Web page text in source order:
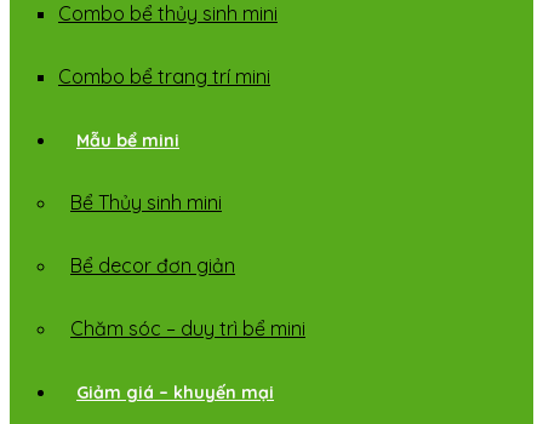
Combo bể thủy sinh mini
Combo bể trang trí mini
Mẫu bể mini
Bể Thủy sinh mini
Bể decor đơn giản
Chăm sóc – duy trì bể mini
Giảm giá – khuyến mại